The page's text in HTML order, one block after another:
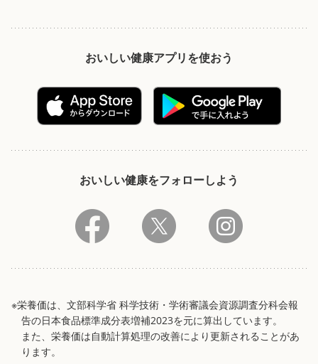
おいしい健康アプリを使おう
おいしい健康をフォローしよう
※栄養価は、文部科学省 科学技術・学術審議会資源調査分科会報
告の日本食品標準成分表増補2023を元に算出しています。
また、栄養価は自動計算処理の改善により更新されることがあ
ります。